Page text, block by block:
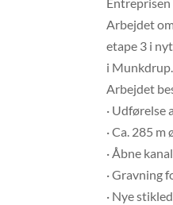
Arbejdet
etape 3 i
i Munkdrup.
Arbejdet
· Udførelse
· Ca. 285
· Åbne
· Gravning
· Nye